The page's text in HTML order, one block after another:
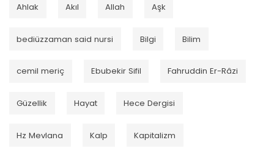
Ahlak Akıl Allah Aşk
bediüzzaman said nursi Bilgi Bilim
cemil meriç Ebubekir Sifil Fahruddin Er-Râzi
Güzellik Hayat Hece Dergisi
Hz Mevlana Kalp Kapitalizm